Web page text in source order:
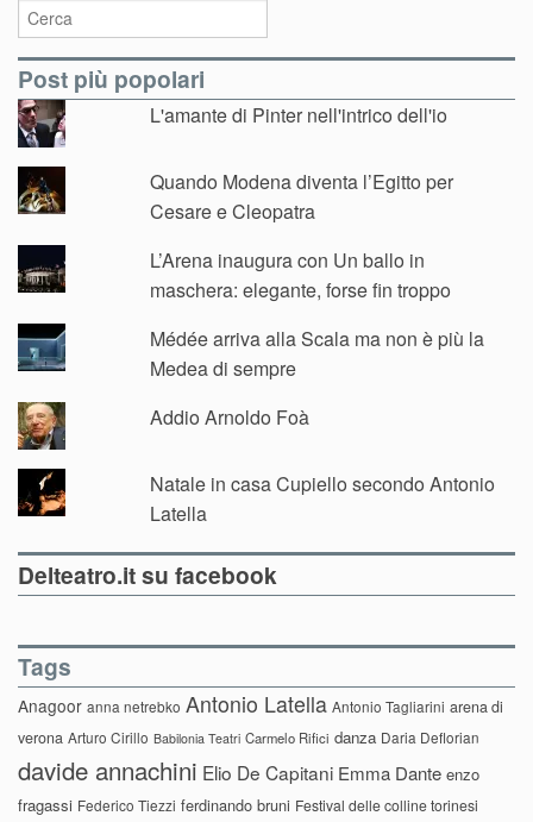
Post più popolari
L'amante di Pinter nell'intrico dell'io
Quando Modena diventa l’Egitto per
Cesare e Cleopatra
L’Arena inaugura con Un ballo in
maschera: elegante, forse fin troppo
Médée arriva alla Scala ma non è più la
Medea di sempre
Addio Arnoldo Foà
Natale in casa Cupiello secondo Antonio
Latella
Delteatro.it su facebook
Tags
Anagoor anna netrebko Antonio Latella Antonio Tagliarini arena di
verona Arturo Cirillo Babilonia Teatri Carmelo Rifici danza Daria Deflorian
davide annachini Elio De Capitani Emma Dante enzo
fragassi Federico Tiezzi ferdinando bruni Festival delle colline torinesi